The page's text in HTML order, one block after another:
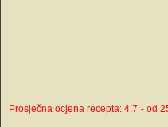
Prosječna ocjena recepta: 4.7 - od